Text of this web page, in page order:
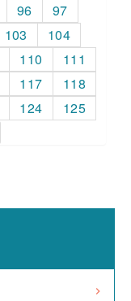
96
97
103
104
110
111
117
118
124
125